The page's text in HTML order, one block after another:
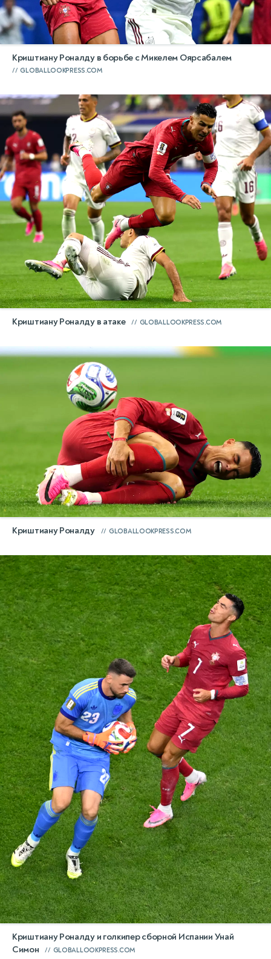
Криштиану Роналду в борьбе с Микелем Оярсабалем
GLOBALLOOKPRESS.COM
Криштиану Роналду в атаке GLOBALLOOKPRESS.COM
Криштиану Роналду GLOBALLOOKPRESS.COM
Криштиану Роналду и голкипер сборной Испании Унай
Симон
GLOBALLOOKPRESS.COM